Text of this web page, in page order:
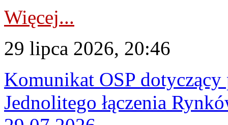
Więcej...
29 lipca 2026, 20:46
Komunikat OSP
Jednolitego łączenia